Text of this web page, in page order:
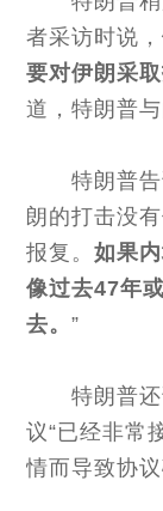
者采访时说，
要对伊朗采
道，特朗普
特朗普
朗的打击没
报复。如果
像过去47年
去。”
特朗普还
议“已经非常
情而导致协议